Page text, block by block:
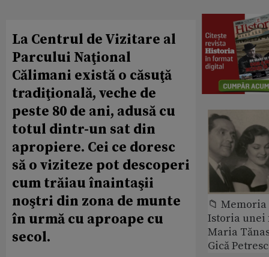
La Centrul de Vizitare al
Parcului Naţional
Călimani există o căsuţă
tradiţională, veche de
peste 80 de ani, adusă cu
totul dintr-un sat din
apropiere. Cei ce doresc
să o viziteze pot descoperi
cum trăiau înaintaşii
noştri din zona de munte
în urmă cu aproape cu
secol.
📁
Istoria
Maria
Gică